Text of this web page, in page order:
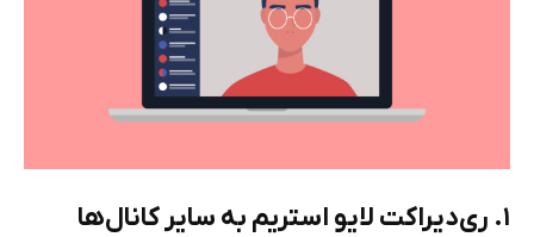
۱. ری‌دیراکت لایو استریم به سایر کانال‌ها